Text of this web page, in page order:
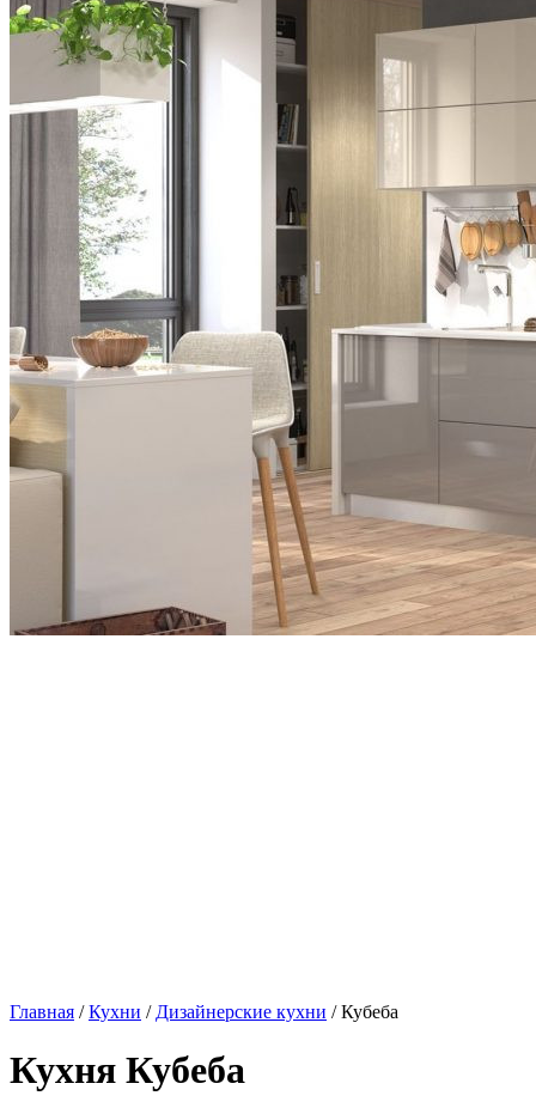
Главная /Кухни / Дизайнерские кухни / Кубеба
Кухня Кубеба